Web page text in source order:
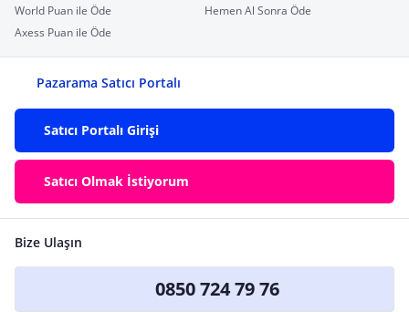
World Puan ile Öde
Hemen Al Sonra Öde
Axess Puan ile Öde
Pazarama Satıcı Portalı
Satıcı Portalı Girişi
Satıcı Olmak İstiyorum
Bize Ulaşın
0850 724 79 76